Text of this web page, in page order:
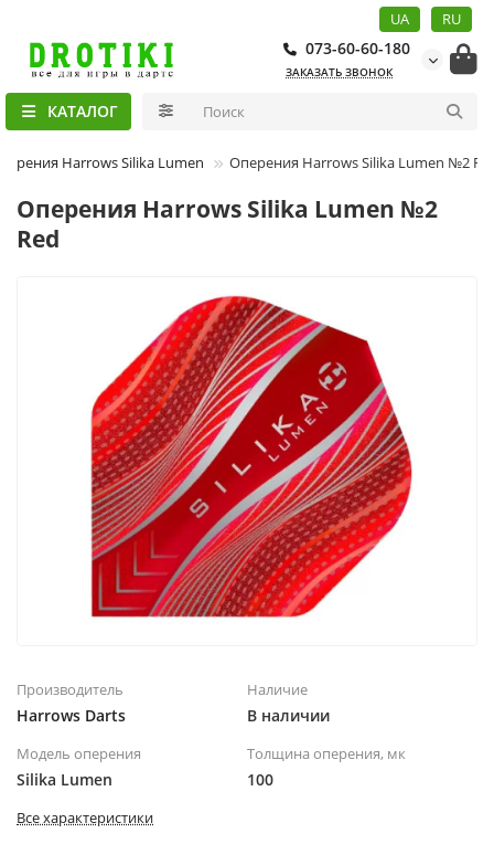
UA RU
073-60-60-180
ЗАКАЗАТЬ ЗВОНОК
КАТАЛОГ
Harrows Silika Lumen Оперения Harrows Silika Lumen №2
Оперения Harrows Silika Lumen №2
Red
Производитель
Harrows Darts
Наличие
В наличии
Модель оперения
Silika Lumen
Толщина оперения, мк
100
Все характеристики